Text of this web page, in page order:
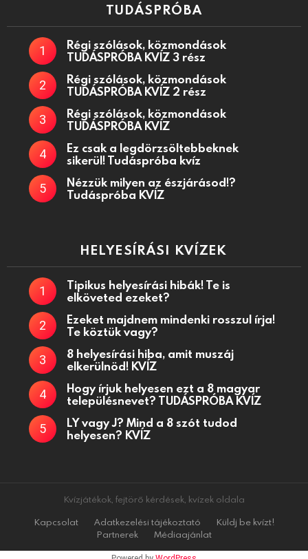
TUDÁSPRÓBA
Régi szólások, közmondások
TUDÁSPRÓBA KVÍZ 3 rész
Régi szólások, közmondások
TUDÁSPRÓBA KVÍZ 2 rész
Régi szólások, közmondások
TUDÁSPRÓBA KVÍZ
Ez csak a legdörzsöltebbeknek
sikerül! Tudáspróba kvíz
Nézzük milyen az észjárásod!?
Tudáspróba KVÍZ
HELYESÍRÁSI KVÍZEK
Tipikus helyesírási hibák! Te is
elköveted ezeket?
Ezeket majdnem mindenki rosszul írja!
Te köztük vagy?
8 helyesírási hiba, amit muszáj
elkerülnöd! KVÍZ
Hogy írjuk helyesen ezt a 8 magyar
településnevet? TUDÁSPRÓBA KVÍZ
LY vagy J? Mind a 8 szót tudod
helyesen? KVÍZ
Kvízjátékok, fejtörő kérdések, kvízek oldala
Kapcsolat
Adatkezelési tájékoztató
Küldj be kvízt!
Partnerek
Médiaajánlat